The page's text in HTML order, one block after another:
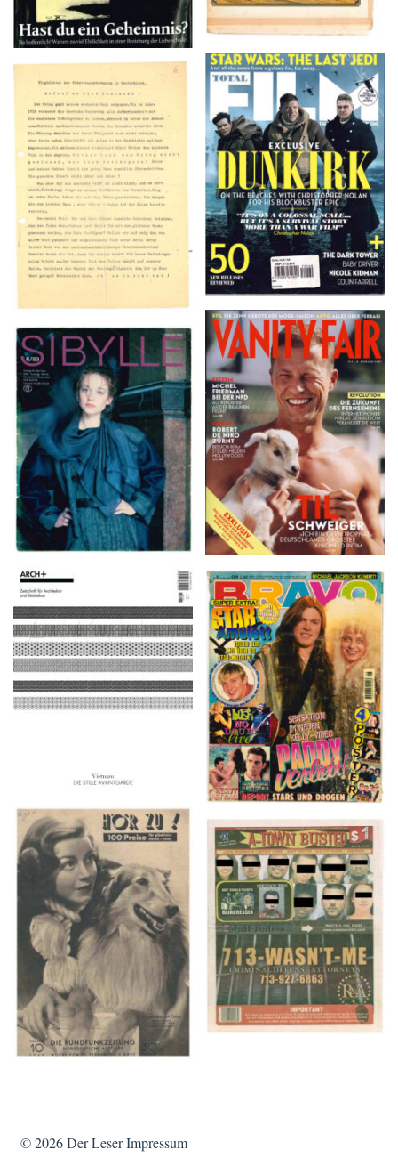
TOTAL FILM #260 –
SUMMER 2017
Flugblätter der Weissen
Rose – V, Januar 1943
VANITY FAIR – Nr. 7 –
8. Februar 2007
SIBYLLE 6/89
ARCH+ Nr. 226, Herbst
2016
BRAVO – Nr. 8, 13. Febr.
1997
HÖR ZU! – 1949,
NUMMER 10, Woche
vom 27. Februar bis 05.
März
A-TOWN BUSTED –
8/15/16–9/1/16
© 2026Der Leser Impressum